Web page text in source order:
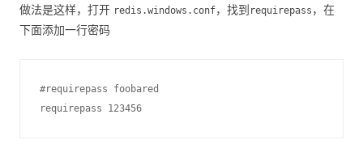
做法是这样，打开 redis.windows.conf，找到 requirepass ，在
下面添加一行密码
#requirepass foobared